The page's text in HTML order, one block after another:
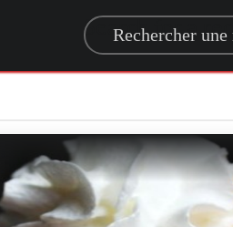
Search for a